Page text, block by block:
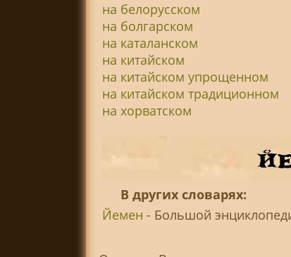
на белорусском
на болгарском
на каталанском
на китайском
на китайском упрощенном
на китайском традиционном
на хорватском
В других словарях:
Йемен - Большой